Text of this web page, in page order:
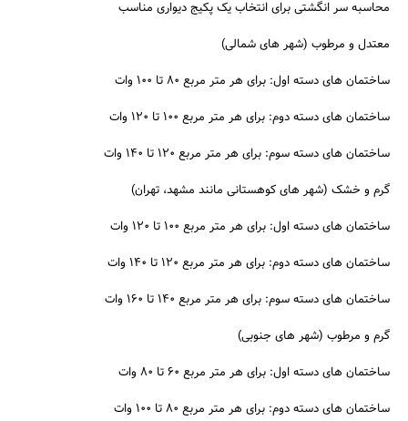
جستجو
محاسبه سر انگشتی برای انتخاب یک پکیج دیواری مناسب
معتدل و مرطوب (شهر های شمالی)
ساختمان های دسته اول: برای هر متر مربع 80 تا 100 وات
ساختمان های دسته دوم: برای هر متر مربع 100 تا 120 وات
ساختمان های دسته سوم: برای هر متر مربع 120 تا 140 وات
گرم و خشک (شهر های کوهستانی مانند مشهد، تهران)
ساختمان های دسته اول: برای هر متر مربع 100 تا 120 وات
ساختمان های دسته دوم: برای هر متر مربع 120 تا 140 وات
ساختمان های دسته سوم: برای هر متر مربع 140 تا 160 وات
گرم و مرطوب (شهر های جنوبی)
ساختمان های دسته اول: برای هر متر مربع 60 تا 80 وات
ساختمان های دسته دوم: برای هر متر مربع 80 تا 100 وات